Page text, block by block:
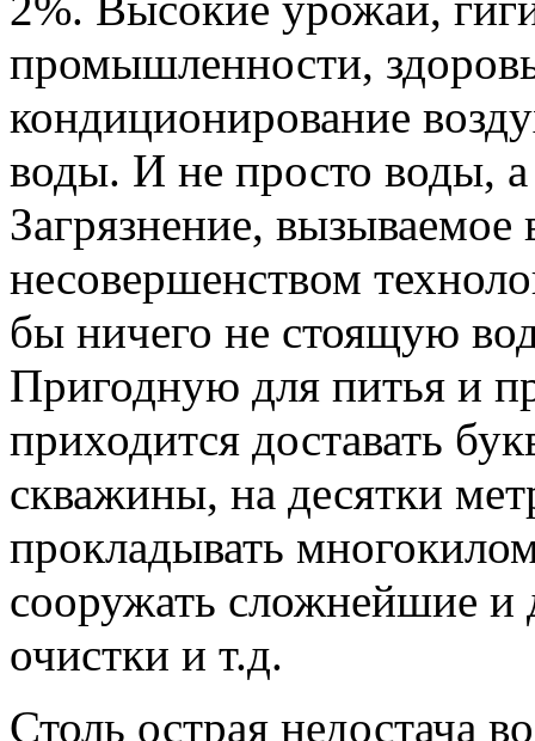
промышленности,
кондиционирование
воды. И не просто воды, а
Загрязнение,
несовершенством
бы ничего не стоящую
Пригодную для питья и
приходится доставать
скважины, на десятки
прокладывать
сооружать сложнейшие и
очистки и т.д.
Столь острая недостача